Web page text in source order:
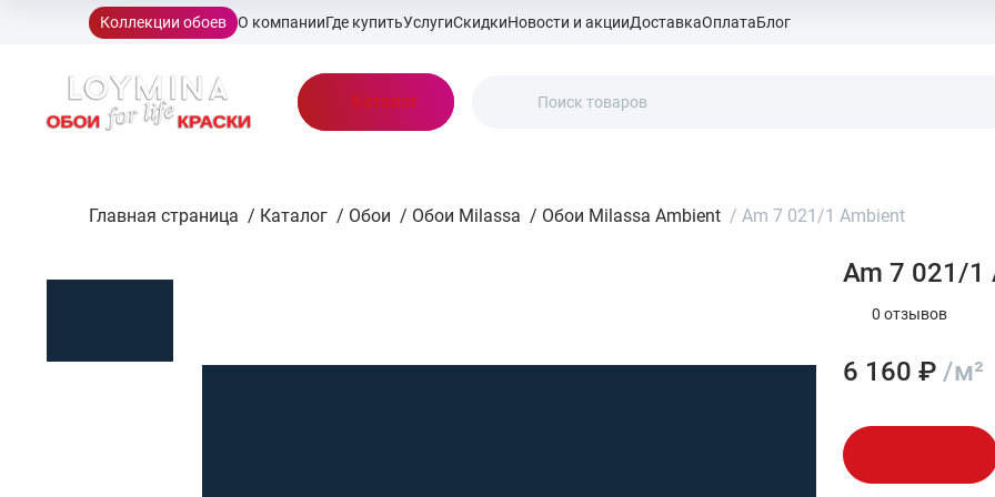
Коллекции обоев О компанииГде купитьУслугиСкидкиНовости и акцииДоставкаОплатаБлог
Каталог
Главная страница / Каталог / Обои / Обои Milassa / Обои Milassa Ambient / Am 7 021/1 Ambient
Am 7 021/1
0 отзывов
6 160 ₽ /м²